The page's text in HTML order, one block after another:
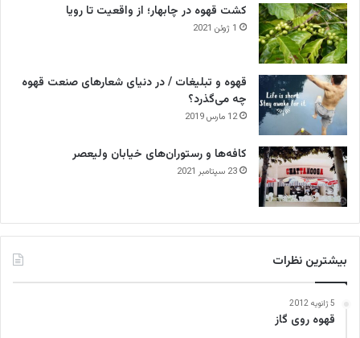
کشت قهوه در چابهار؛ از واقعیت تا رویا
1 ژوئن 2021
قهوه و تبلیغات / در دنیای شعارهای صنعت قهوه
چه می‌گذرد؟
12 مارس 2019
کافه‌ها و رستوران‌های خیابان ولیعصر
23 سپتامبر 2021
بیشترین نظرات
5 ژانویه 2012
قهوه روی گاز